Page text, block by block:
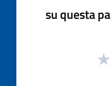
su questa